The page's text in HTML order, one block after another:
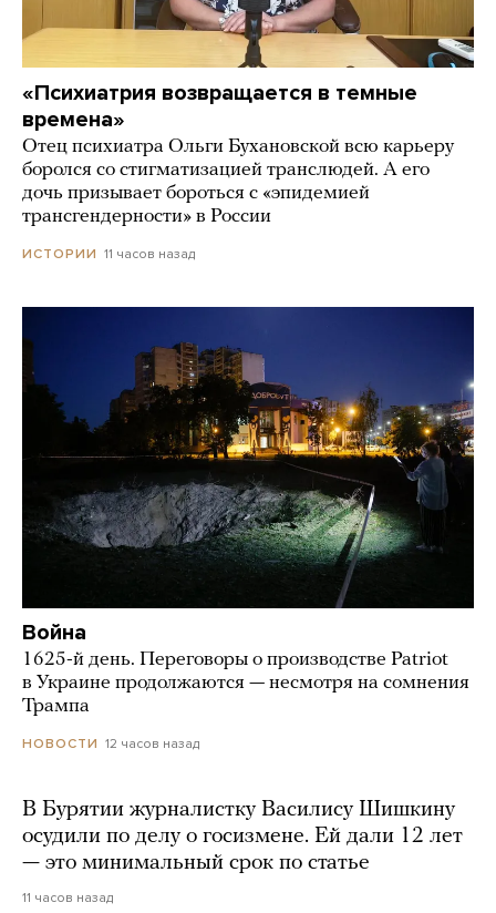
«Психиатрия возвращается в темные
времена»
Отец психиатра Ольги Бухановской всю карьеру
боролся со стигматизацией транслюдей. А его
дочь призывает бороться с «эпидемией
трансгендерности» в России
ИСТОРИИ 11 часов назад
Война
1625-й день. Переговоры о производстве Patriot
в Украине продолжаются — несмотря на сомнения
Трампа
НОВОСТИ 12 часов назад
В Бурятии журналистку Василису Шишкину
осудили по делу о госизмене. Ей дали 12 лет
— это минимальный срок по статье
11 часов назад